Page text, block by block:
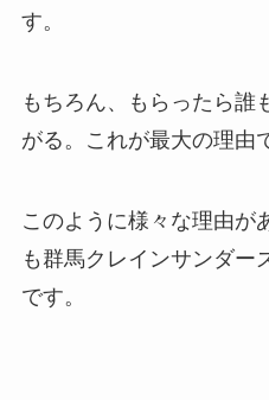
す。
もちろん、もらったら誰
がる。これが最大の理由
このように様々な理由が
も群馬クレインサンダー
です。